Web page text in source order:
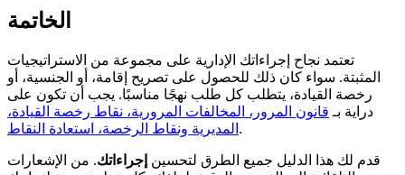
الخاتمة
تعتمد نجاح إجراءاتك الإدارية على مجموعة من الاستراتيجيات
المثبتة. سواء كان ذلك للحصول على تصريح إقامة، أو الجنسية، أو
رخصة القيادة، يتطلب كل طلب نهجًا مناسبًا. يجب أن تكون على
دراية بـ قانون المرور، المخالفات المرورية، نقاط رخصة القيادة،
المديرية ونقاط الرخصة، استعادة النقاط .
قدم لك هذا الدليل جميع الطرق لتحسين إجراءاتك. من الإشعارات